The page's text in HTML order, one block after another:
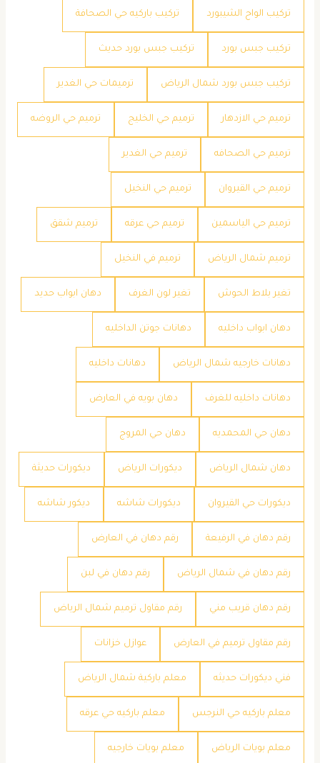
تركيب الواح الشيبورد تركيب باركيه حي الصحافة
تركيب جبس بورد تركيب جبس بورد حديث
تركيب جبس بورد شمال الرياض ترميمات حي الغدير
ترميم حي الازدهار ترميم حي الخليج ترميم حي الروضه
ترميم حي الصحافه ترميم حي الغدير
ترميم حي القيروان ترميم حي النخيل
ترميم حي الياسمين ترميم حي عرقه ترميم شقق
ترميم شمال الرياض ترميم في النخيل
تغير بلاط الحوش تغير لون الغرف دهان ابواب حديد
دهان ابواب داخليه دهانات جوتن الداخليه
دهانات خارجيه شمال الرياض دهانات داخليه
دهانات داخليه للغرف دهان بويه في العارض
دهان حي المحمديه دهان حي المروج
دهان شمال الرياض ديكورات الرياض ديكورات حديثة
ديكورات حي القيروان ديكورات شاشه ديكور شاشه
رقم دهان في الرفيعة رقم دهان في العارض
رقم دهان في شمال الرياض رقم دهان في لبن
رقم دهان قريب مني رقم مقاول ترميم شمال الرياض
رقم مقاول ترميم في العارض عوازل خزانات
فني ديكورات حديثه معلم باركية شمال الرياض
معلم باركيه حي النرجس معلم باركيه حي عرقه
معلم بويات الرياض معلم بويات خارجيه